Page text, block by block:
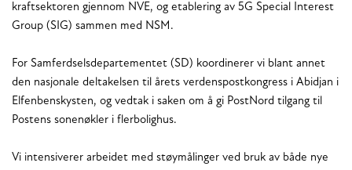
kraftsektoren gjennom NVE, og etablering av 5G Special Interest
Group (SIG) sammen med NSM.
For Samferdselsdepartementet (SD) koordinerer vi blant annet
den nasjonale deltakelsen til årets verdenspostkongress i Abidjan i
Elfenbenskysten, og vedtak i saken om å gi PostNord tilgang til
Postens sonenøkler i flerbolighus.
Vi intensiverer arbeidet med støymålinger ved bruk av både nye